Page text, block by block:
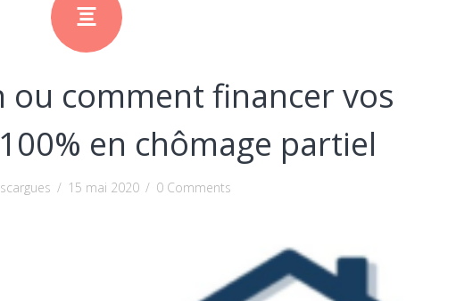
ou comment financer vos
en chômage partiel
/ 15 mai 2020 / 0 Comments